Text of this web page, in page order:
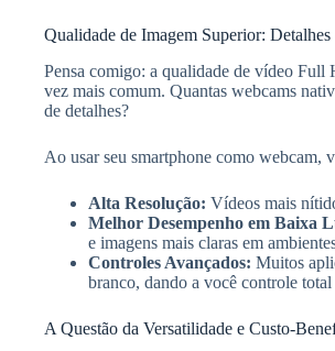
Qualidade de Imagem Superior:
Pensa comigo: a qualidade de vídeo Full
vez mais comum. Quantas webcams
de detalhes?
Ao usar seu smartphone como webcam,
Alta Resolução: Vídeos mais
Melhor Desempenho em Baixa
e imagens mais claras em
Controles Avançados: Muitos
branco, dando a você controle
A Questão da Versatilidade e Custo-